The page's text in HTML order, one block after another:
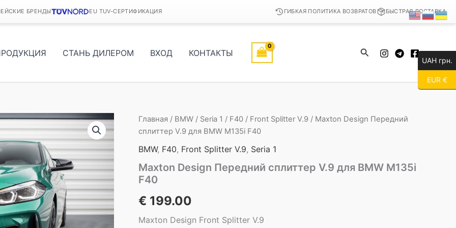
БРЕНДЫ EU TUV-СЕРТИФИКАЦИЯ ГИБКАЯ ПОЛИТИКА ВОЗВРАТОВ БЫСТРАЯ ДОСТАВКА
СТАНЬ ДИЛЕРОМ ВХОД КОНТАКТЫ Поиск
Главная / BMW / Seria 1 / F40 / Front Splitter V.9 / Maxton Design Передний
сплиттер V.9 для BMW M135i F40
BMW, F40, Front Splitter V.9, Seria 1
Maxton Design Передний сплиттер V.9 для BMW M135i
F40
€ 199.00
Maxton Design Front Splitter V.9
UAH грн.
EUR €